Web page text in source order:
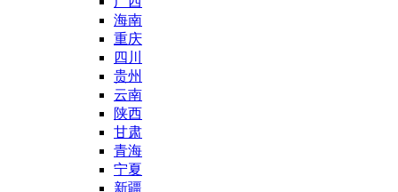
海南
重庆
四川
贵州
云南
陕西
甘肃
青海
宁夏
新疆